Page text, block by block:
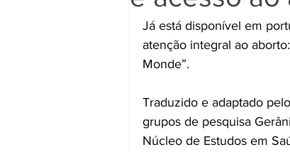
Já está disponível em
atenção integral ao
Monde”.
Traduzido e adaptado
grupos de pesquisa
Núcleo de Estudos em